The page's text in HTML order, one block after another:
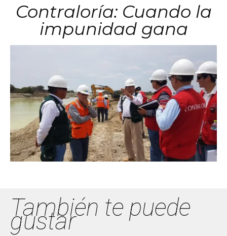
Contraloría: Cuando la
impunidad gana
También te puede
gustar